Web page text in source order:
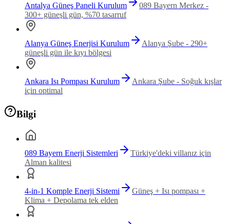
Antalya Güneş Paneli Kurulum
089 Bayern Merkez -
300+ güneşli gün, %70 tasarruf
Alanya Güneş Enerjisi Kurulum
Alanya Şube - 290+
güneşli gün ile kıyı bölgesi
Ankara Isı Pompası Kurulum
Ankara Şube - Soğuk kışlar
için optimal
Bilgi
089 Bayern Enerji Sistemleri
Türkiye'deki villanız için
Alman kalitesi
4-in-1 Komple Enerji Sistemi
Güneş + Isı pompası +
Klima + Depolama tek elden